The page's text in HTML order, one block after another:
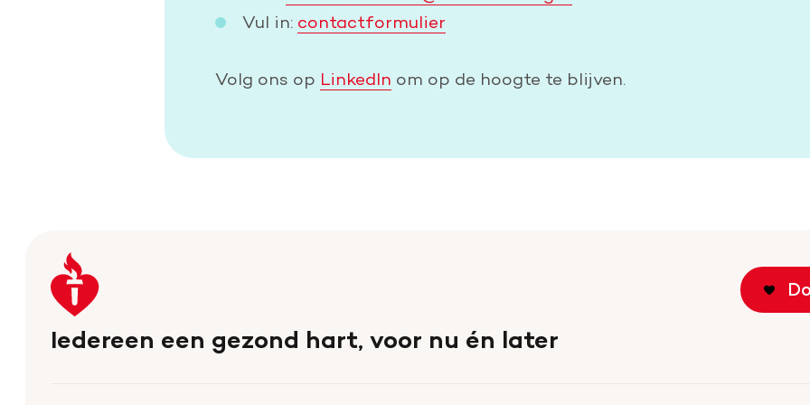
Vul in: contactformulier
Volg ons op LinkedIn om op de hoogte te blijven.
Keer
terug
naar
de
Iedereen een gezond hart, voor nu én later